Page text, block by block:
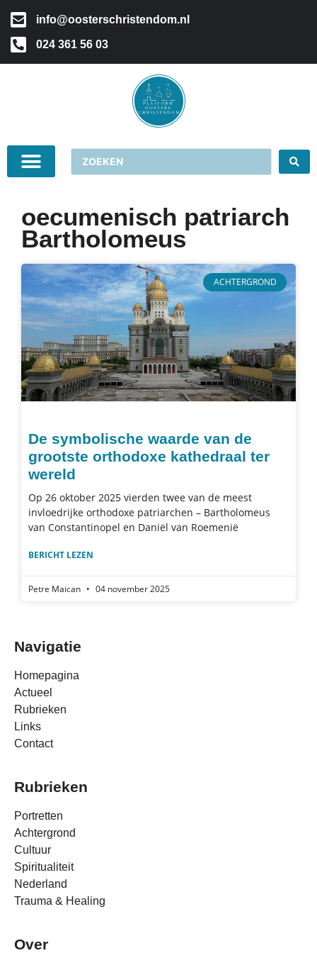
info@oosterschristendom.nl
024 361 56 03
oecumenisch patriarch
Bartholomeus
ACHTERGROND
De symbolische waarde van de
grootste orthodoxe kathedraal ter
wereld
Op 26 oktober 2025 vierden twee van de meest
invloedrijke orthodoxe patriarchen – Bartholomeus
van Constantinopel en Daniël van Roemenië
BERICHT LEZEN
Petre Maican 04 november 2025
Navigatie
Homepagina
Actueel
Rubrieken
Links
Contact
Rubrieken
Portretten
Achtergrond
Cultuur
Spiritualiteit
Nederland
Trauma & Healing
Over